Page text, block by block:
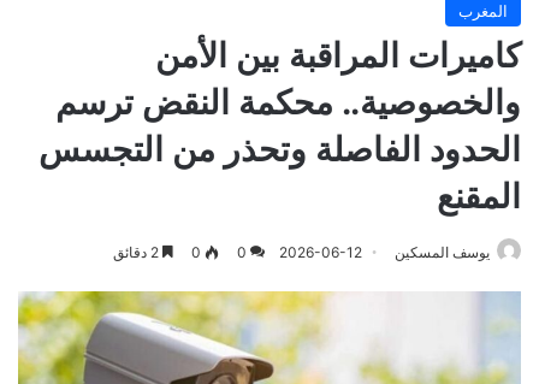
المغرب
كاميرات المراقبة بين الأمن
والخصوصية.. محكمة النقض ترسم
الحدود الفاصلة وتحذر من التجسس
المقنع
يوسف المسكين 2026-06-12
0
0